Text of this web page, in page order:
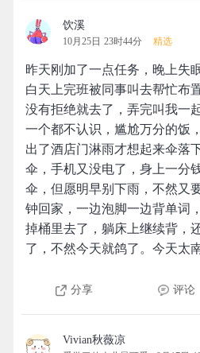
饮溪
10月25日 23时44分 精选
昨天刚加了一点任务，晚上失
白天上完班被同事叫去帮忙布
没有拒绝就去了，弄完叫我一
一个都不认识，尴尬万分的饭
出了酒店门淋雨才想起来伞落
伞，手机又没电了，身上一分
伞，但愿明早别下雨，不然又
钟回家，一边泡脚一边背单词
掉桶里去了，躺床上继续背，
了，不然今天就鸽了。今天太
分享 评论
Vivian秋薇凉